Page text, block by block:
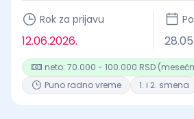
Rok za prijavu
12.06.2026.
neto: 70.000 - 100.000 RSD
Puno radno vreme
1. i 2. smena